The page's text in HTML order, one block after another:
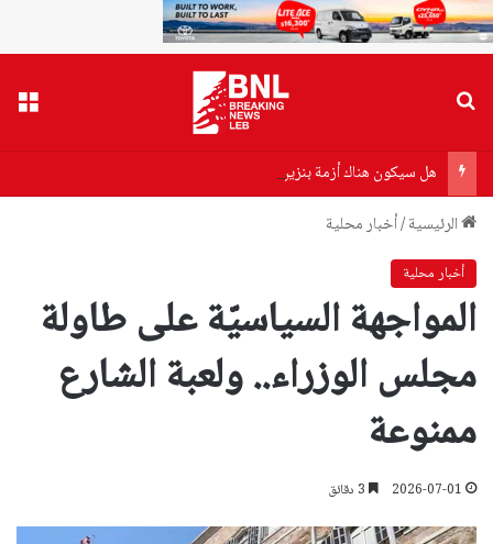
هل سيكون هناك أزمة بنزين أو مازوت؟
الرئيسية/أخبار محلية
أخبار محلية
المواجهة السياسيّة على طاولة
مجلس الوزراء.. ولعبة الشارع
ممنوعة
2026-07-01